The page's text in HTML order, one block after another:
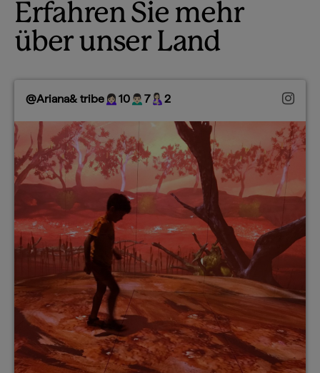
Erfahren Sie mehr
über unser Land
@Ariana& tribe🙍🏻‍♀️10🙍🏻‍♂️7🤱🏻2